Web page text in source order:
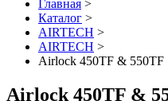
Главная >
Каталог >
AIRTECH >
AIRTECH >
Airlock 450TF & 550TF
Airlock 450TF &